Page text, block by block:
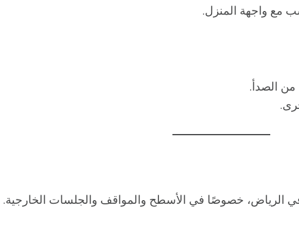
مع واجهة المنزل.
من الصدأ.
في الرياض، خصوصًا في الأسطح والمواقف والجلسات الخارجية.